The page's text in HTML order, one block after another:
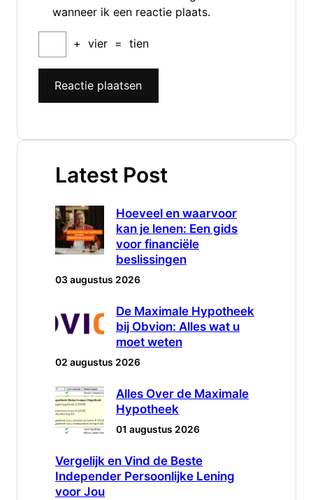
wanneer ik een reactie plaats.
+ vier = tien
Latest Post
Hoeveel en waarvoor
kan je lenen: Een gids
voor financiële
beslissingen
03 augustus 2026
De Maximale Hypotheek
bij Obvion: Alles wat u
moet weten
02 augustus 2026
Alles Over de Maximale
Hypotheek
01 augustus 2026
Vergelijk en Vind de Beste
Independer Persoonlijke Lening
voor Jou